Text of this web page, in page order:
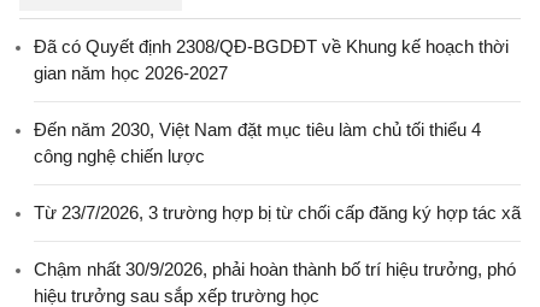
Đã có Quyết định 2308/QĐ-BGDĐT về Khung kế hoạch thời
gian năm học 2026-2027
Đến năm 2030, Việt Nam đặt mục tiêu làm chủ tối thiểu 4
công nghệ chiến lược
Từ 23/7/2026, 3 trường hợp bị từ chối cấp đăng ký hợp tác xã
Chậm nhất 30/9/2026, phải hoàn thành bố trí hiệu trưởng, phó
hiệu trưởng sau sắp xếp trường học